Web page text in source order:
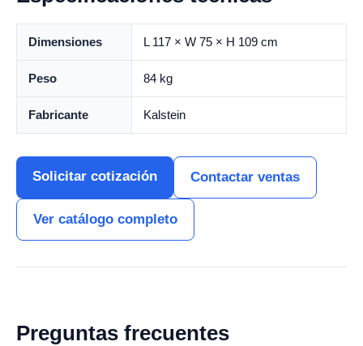
Dimensiones L 117 × W 75 × H 109 cm
Peso 84 kg
Fabricante Kalstein
Solicitar cotización Contactar ventas
Ver catálogo completo
Preguntas frecuentes